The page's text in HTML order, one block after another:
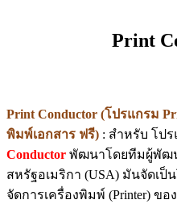
Print
Print Conductor (โปรแกรม
พิมพ์เอกสาร ฟรี) : สำหรับ โป
Conductor พัฒนาโดยทีมผู้พัฒ
สหรัฐอเมริกา (USA) มันจัดเป็
จัดการเครื่องพิมพ์ (Printer) ข